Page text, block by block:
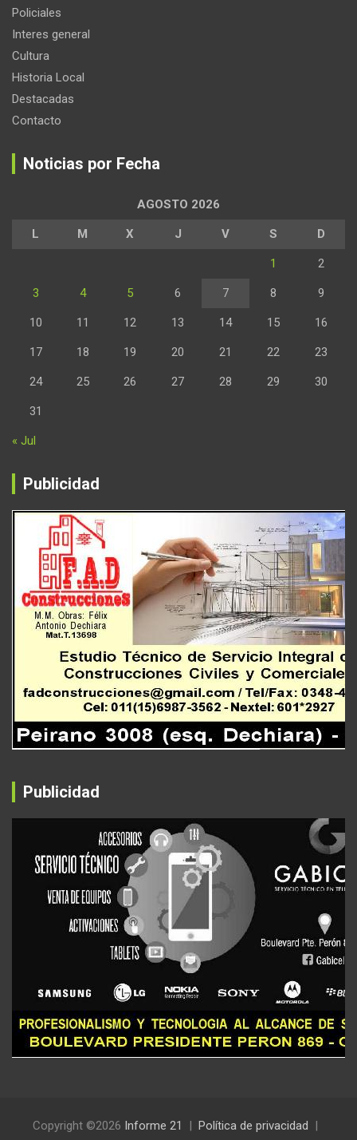
Policiales
Interes general
Cultura
Historia Local
Destacadas
Contacto
Noticias por Fecha
AGOSTO 2026
L M X J V S D
1 2
3 4 5 6 7 8 9
10 11 12 13 14 15 16
17 18 19 20 21 22 23
24 25 26 27 28 29 30
31
« Jul
Publicidad
Publicidad
Copyright ©2026 Informe 21
Política de privacidad